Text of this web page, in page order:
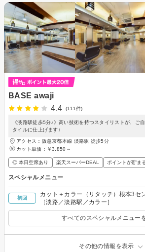
BASE awaji
4.4
(111件)
《淡路駅徒歩5分♪》高い技術を持つスタイリストが、ご
タイルに仕上げます♪
アクセス：阪急京都本線 淡路駅 徒歩5分
カット単価： ￥3,850～
◎ 本日空席あり 楽天スーパーDEAL ポイントが貯ま
スペシャルメニュー
初回
カット＋カラー（リタッチ）根本3セ
［淡路／淡路駅／カラー］
すべてのスペシャルメニュー
その他の情報を表示